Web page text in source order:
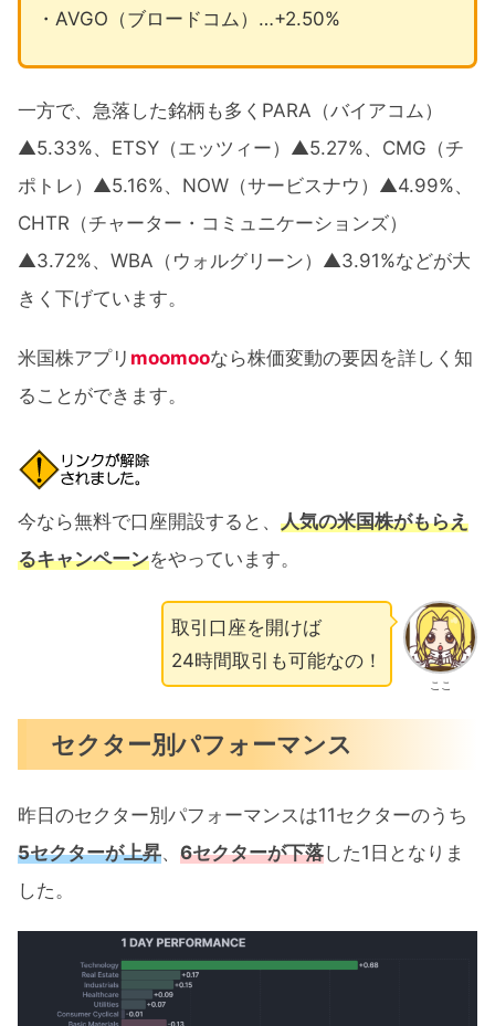
・AVGO（ブロードコム）…+2.50%
一方で、急落した銘柄も多くPARA（バイアコム）
▲5.33%、ETSY（エッツィー）▲5.27%、CMG（チ
ポトレ）▲5.16%、NOW（サービスナウ）▲4.99%、
CHTR（チャーター・コミュニケーションズ）
▲3.72%、WBA（ウォルグリーン）▲3.91%などが大
きく下げています。
米国株アプリ moomooなら株価変動の要因を詳しく知
ることができます。
今なら無料で口座開設すると、 人気の米国株がもらえ
るキャンペーンをやっています。
ここ
取引口座を開けば
24時間取引も可能なの！
セクター別パフォーマンス
昨日のセクター別パフォーマンスは11セクターのうち
5セクターが上昇、 6セクターが下落した1日となりま
した。